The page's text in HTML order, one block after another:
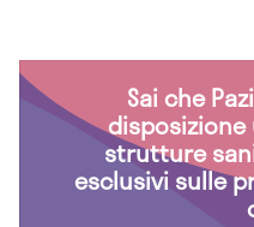
Sai che
disposizione
strutture
esclusivi sulle